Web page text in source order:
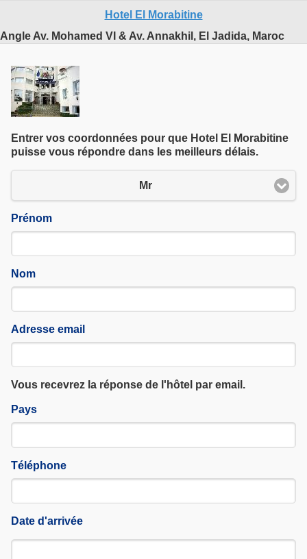
Hotel El Morabitine
Angle Av. Mohamed VI & Av. Annakhil, El Jadida, Maroc
Entrer vos coordonnées pour que Hotel El Morabitine
puisse vous répondre dans les meilleurs délais.
Mr
Prénom
Nom
Adresse email
Vous recevrez la réponse de l'hôtel par email.
Pays
Téléphone
Date d'arrivée